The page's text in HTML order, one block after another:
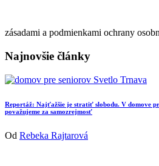
zásadami a podmienkami ochrany
Najnovšie články
Reportáž: Najťažšie je stratiť slobodu. V domove
považujeme za samozrejmosť
Od Rebeka Rajtarová